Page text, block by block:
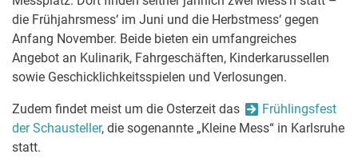
die Frühjahrsmess‘ im Juni und die Herbstmess‘ gegen
Anfang November. Beide bieten ein umfangreiches
Angebot an Kulinarik, Fahrgeschäften, Kinderkarussellen
sowie Geschicklichkeitsspielen und Verlosungen.
Zudem findet meist um die Osterzeit das
Frühlingsfest
der Schausteller, die sogenannte „Kleine Mess“ in Karlsruhe
statt.